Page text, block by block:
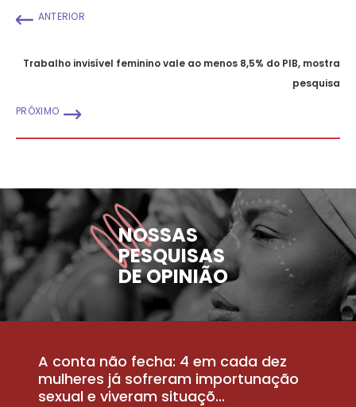
ANTERIOR
Trabalho invisível feminino vale ao menos 8,5% do PIB, mostra
pesquisa
PRÓXIMO
NOSSAS
PESQUISAS
DE OPINIÃO
A conta não fecha: 4 em cada dez
mulheres já sofreram importunação
sexual e viveram situaçõ...